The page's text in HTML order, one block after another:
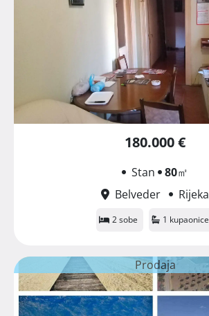
180.000 €
Stan 80㎡
Belveder
Rijeka
2 sobe 1 kupaonice
Prodaja